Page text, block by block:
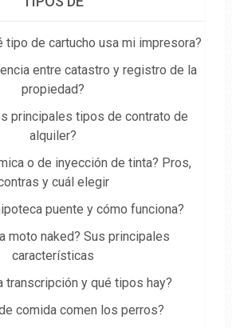
tipo de cartucho usa mi impresora?
entre catastro y registro de la
propiedad​?
principales tipos de contrato de
alquiler?
o de inyección de tinta? Pros,
y cuál elegir
puente y cómo funciona?
moto naked? Sus principales
características
transcripción y qué tipos hay?
comida comen los perros?